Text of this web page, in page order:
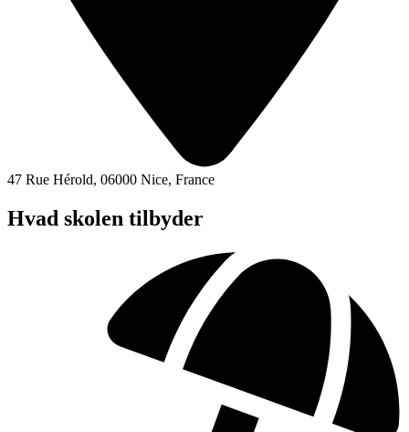
47 Rue Hérold, 06000 Nice, France
Hvad skolen tilbyder